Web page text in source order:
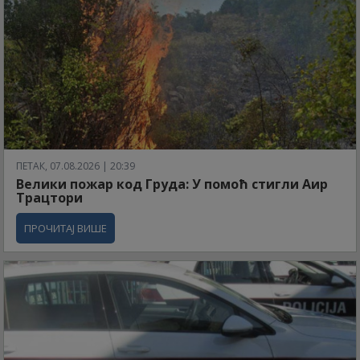
ПЕТАК, 07.08.2026 | 20:39
Велики пожар код Груда: У помоћ стигли Аир
Трацтори
ПРОЧИТАЈ ВИШЕ